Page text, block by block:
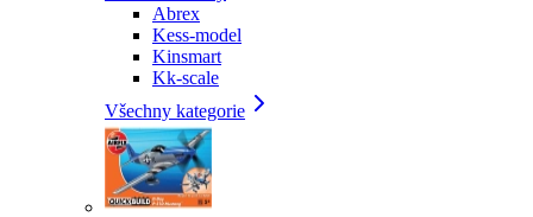
Abrex
Kess-model
Kinsmart
Kk-scale
Všechny kategorie